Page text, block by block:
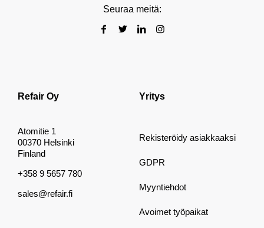
Seuraa meitä:
Refair Oy
Atomitie 1
00370 Helsinki
Finland
+358 9 5657 780
sales@refair.fi
Yritys
Rekisteröidy asiakkaaksi
GDPR
Myyntiehdot
Avoimet työpaikat